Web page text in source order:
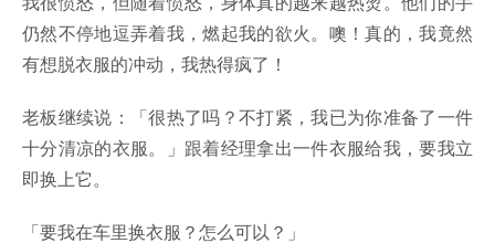
仍然不停地逗弄着我，燃起我的欲火。噢！真的，我竟然
有想脱衣服的冲动，我热得疯了！
老板继续说：「很热了吗？不打紧，我已为你准备了一件
十分清凉的衣服。」跟着经理拿出一件衣服给我，要我立
即换上它。
「要我在车里换衣服？怎么可以？」